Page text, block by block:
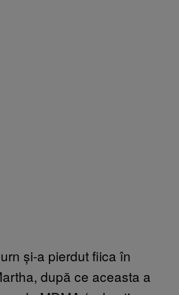
și-a pierdut fiica în
după ce aceasta a